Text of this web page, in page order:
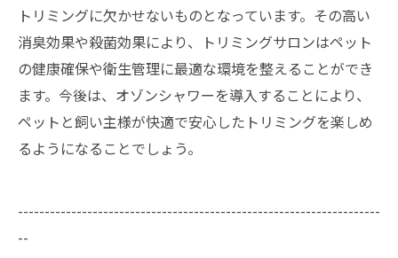
トリミングに欠かせないものとなっています。その高い
消臭効果や殺菌効果により、トリミングサロンはペット
の健康確保や衛生管理に最適な環境を整えることができ
ます。今後は、オゾンシャワーを導入することにより、
ペットと飼い主様が快適で安心したトリミングを楽しめ
るようになることでしょう。
--------------------------------------------------------------------
--